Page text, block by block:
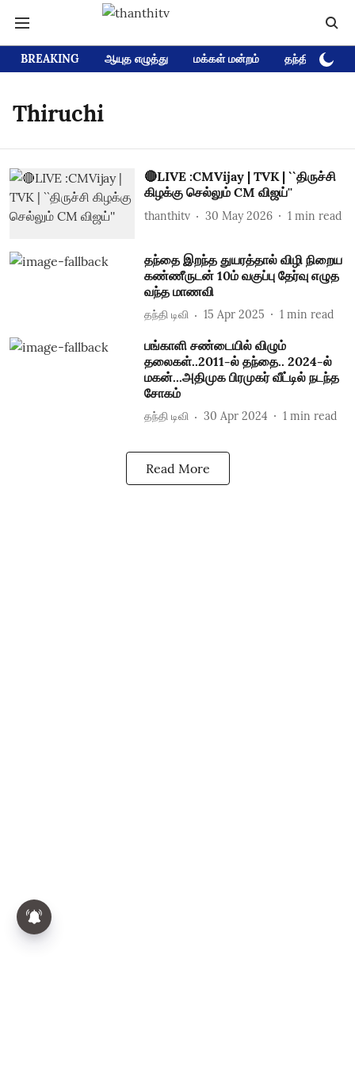
BREAKING ஆயுத எழுத்து மக்கள் மன்றம் தந்தி டிவி
Thiruchi
🔴LIVE :CMVijay | TVK | ``திருச்சி
கிழக்கு செல்லும் CM விஜய்''
thanthitv 30 May 2026 1 min read
தந்தை இறந்த துயரத்தால் விழி நிறைய
கண்ணீருடன் 10ம் வகுப்பு தேர்வு எழுத
வந்த மாணவி
தந்தி டிவி 15 Apr 2025 1 min read
பங்காளி சண்டையில் விழும்
தலைகள்..2011-ல் தந்தை.. 2024-ல்
மகன்...அதிமுக பிரமுகர் வீட்டில் நடந்த
சோகம்
தந்தி டிவி 30 Apr 2024 1 min read
Read More